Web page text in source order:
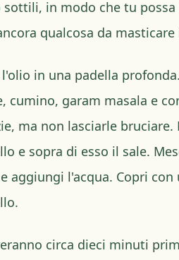
in modo che tu
qualcosa da
l'olio in una padella
cumino, garam masala e
ma non lasciarle
e sopra di esso il sale.
aggiungi l'acqua. Copri
circa dieci minuti